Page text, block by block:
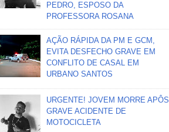
PEDRO, ESPOSO DA
PROFESSORA ROSANA
AÇÃO RÁPIDA DA PM E GCM,
EVITA DESFECHO GRAVE EM
CONFLITO DE CASAL EM
URBANO SANTOS
URGENTE! JOVEM MORRE APÔS
GRAVE ACIDENTE DE
MOTOCICLETA